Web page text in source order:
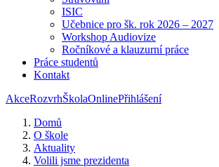
ISIC
Učebnice pro šk. rok 2026 – 2027
Workshop Audiovize
Ročníkové a klauzurní práce
Práce studentů
Kontakt
AkceRozvrhŠkolaOnlinePřihlášení
Domů
O škole
Aktuality
Volili jsme prezidenta